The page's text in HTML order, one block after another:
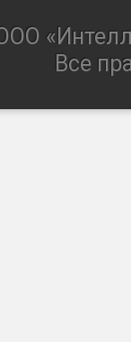
Все